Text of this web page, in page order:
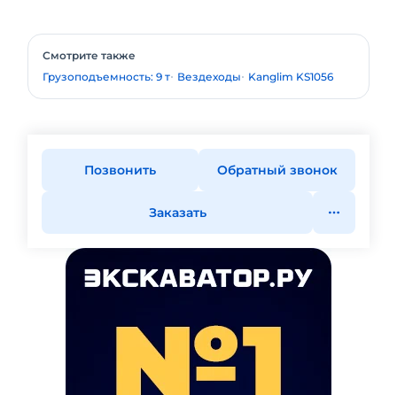
Смотрите также
Грузоподъемность: 9 т Вездеходы Kanglim KS1056
Позвонить Обратный звонок
Заказать